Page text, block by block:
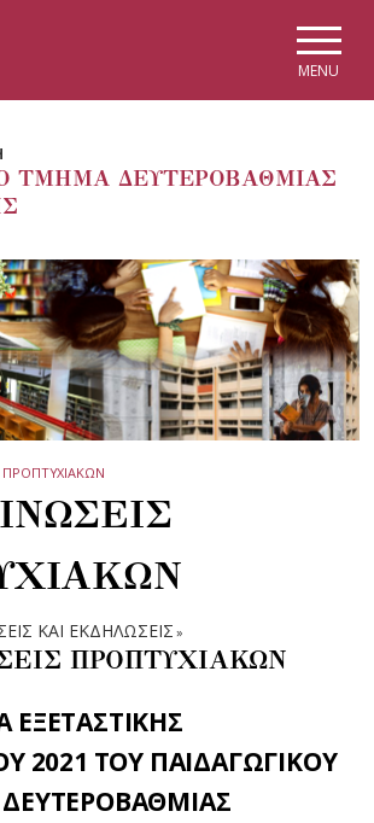
MENU
ΤΜΗΜΑ ΔΕΥΤΕΡΟΒΑΘΜΙΑΣ
ΠΡΟΠΤΥΧΙΑΚΩΝ
ΚΑΙ ΕΚΔΗΛΩΣΕΙΣ »
ΠΡΟΠΤΥΧΙΑΚΩΝ
2021 ΤΟΥ ΠΑΙΔΑΓΩΓΙΚΟΥ